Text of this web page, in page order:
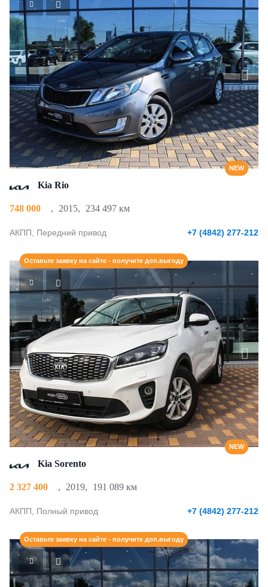
NEW
Kia Rio
748 000 , 2015, 234 497 км
АКПП, Передний привод +7 (4842) 277-212
NEW
Оставьте заявку на сайте - получите доп.выгоду
Kia Sorento
2 327 400 , 2019, 191 089 км
АКПП, Полный привод +7 (4842) 277-212
Оставьте заявку на сайте - получите доп.выгоду